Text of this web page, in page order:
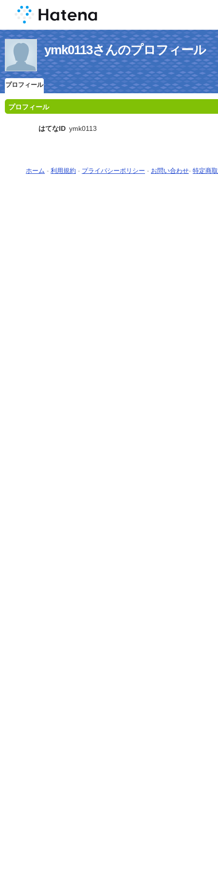
ymk0113さんのプロフィール
プロフィール
プロフィール
はてなID ymk0113
ホーム - 利用規約 - プライバシーポリシー - お問い合わせ- 特定商